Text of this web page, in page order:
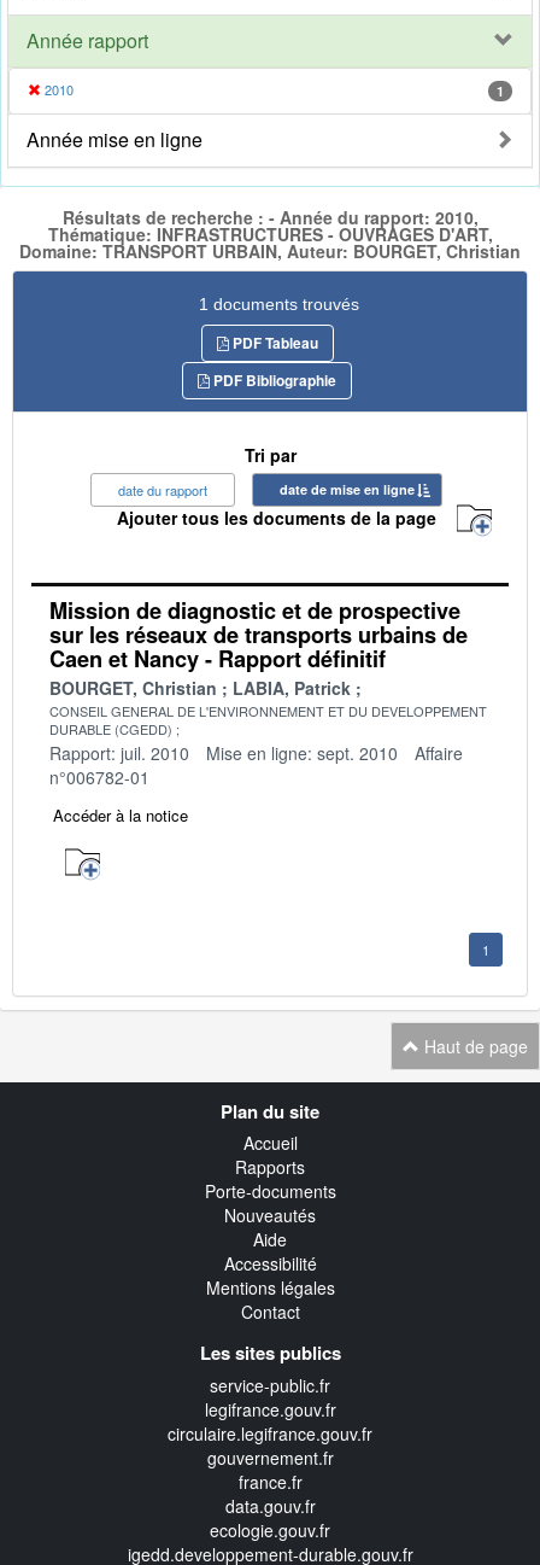
Année rapport
2010 1
Année mise en ligne
Résultats de recherche : - Année du rapport: 2010,
Thématique: INFRASTRUCTURES - OUVRAGES D'ART,
Domaine: TRANSPORT URBAIN, Auteur: BOURGET, Christian
1 documents trouvés
PDF Tableau
PDF Bibliographie
Tri par
date du rapport date de mise en ligne
Ajouter tous les documents de la page
Mission de diagnostic et de prospective
sur les réseaux de transports urbains de
Caen et Nancy - Rapport définitif
BOURGET, Christian LABIA, Patrick
CONSEIL GENERAL DE L'ENVIRONNEMENT ET DU DEVELOPPEMENT
DURABLE (CGEDD)
Rapport: juil. 2010 Mise en ligne: sept. 2010
Affaire
n°006782-01
Accéder à la notice
1
Haut de page
Plan du site
Accueil
Rapports
Porte-documents
Nouveautés
Aide
Accessibilité
Mentions légales
Contact
Les sites publics
service-public.fr
legifrance.gouv.fr
circulaire.legifrance.gouv.fr
gouvernement.fr
france.fr
data.gouv.fr
ecologie.gouv.fr
igedd.developpement-durable.gouv.fr